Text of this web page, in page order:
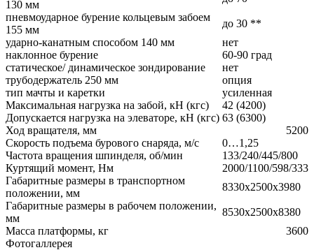
130 мм
пневмоударное бурение кольцевым забоем
155 мм
до 30 **
ударно-канатным способом 140 мм
нет
наклонное бурение
60-90 град
статическое/ динамическое зондирование
нет
трубодержатель 250 мм
опция
тип мачты и каретки
усиленная
Максимальная нагрузка на забой, кН (кгс)
42 (4200)
Допускается нагрузка на элеваторе, кН (кгс) 63 (6300)
Ход вращателя, мм
5200
Скорость подъема бурового снаряда, м/с
0…1,25
Частота вращения шпинделя, об/мин
133/240/445/800
Куртящий момент, Нм
2000/1100/598/333
Габаритные размеры в транспортном
положении, мм
8330x2500x3980
Габаритные размеры в рабочем положении,
мм
8530x2500x8380
Масса платформы, кг
3600
Фотогаллерея